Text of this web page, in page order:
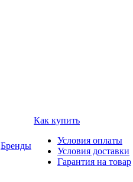
Бренды
Как купить
Условия оплаты
Условия доставки
Гарантия на товар